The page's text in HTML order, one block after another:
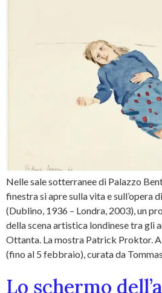
Nelle sale sotterranee di Palazzo
finestra si apre sulla vita e sull’opera
(Dublino, 1936 – Londra, 2003), un
della scena artistica londinese tra gli
Ottanta. La mostra Patrick Proktor.
(fino al 5 febbraio), curata da
Lo schermo